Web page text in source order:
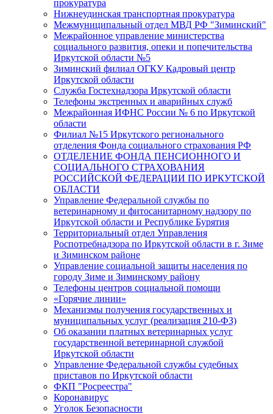
прокуратура
Нижнеудинская транспортная прокуратура
Межмуниципальный отдел МВД РФ "Зиминский"
Межрайонное управление министерства
социального развития, опеки и попечительства
Иркутской области №5
Зиминский филиал ОГКУ Кадровый центр
Иркутской области
Служба Гостехнадзора Иркутской области
Телефоны экстренных и аварийных служб
Межрайонная ИФНС России № 6 по Иркутской
области
Филиал №15 Иркутского регионального
отделения Фонда социального страхования РФ
ОТДЕЛЕНИЕ ФОНДА ПЕНСИОННОГО И
СОЦИАЛЬНОГО СТРАХОВАНИЯ
РОССИЙСКОЙ ФЕДЕРАЦИИ ПО ИРКУТСКОЙ
ОБЛАСТИ
Управление Федеральной службы по
ветеринарному и фитосанитарному надзору по
Иркутской области и Республике Бурятия
Территориальный отдел Управления
Роспотребнадзора по Иркутской области в г. Зиме
и Зиминском районе
Управление социальной защиты населения по
городу Зиме и Зиминскому району
Телефоны центров социальной помощи
«Горячие линии»
Механизмы получения государственных и
муниципальных услуг (реализация 210-ФЗ)
Об оказании платных ветеринарных услуг
государственной ветеринарной службой
Иркутской области
Управление Федеральной службы судебных
приставов по Иркутской области
ФКП "Росреестра"
Коронавирус
Уголок Безопасности